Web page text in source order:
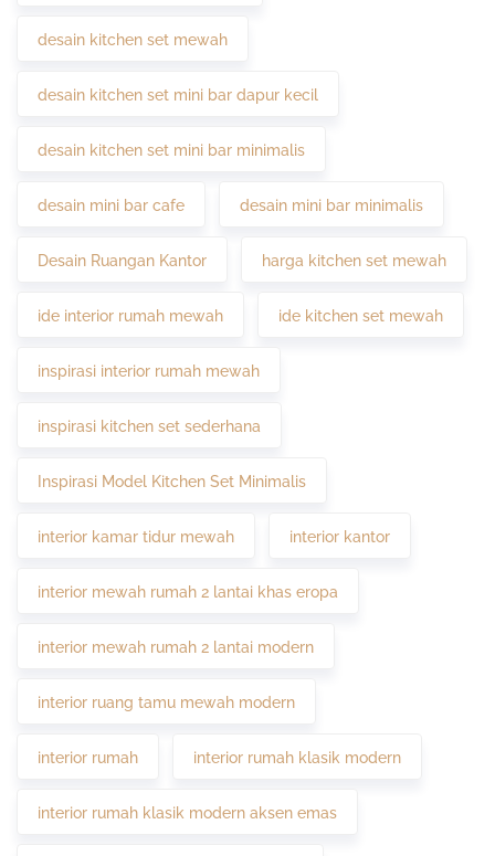
desain kitchen set mewah
desain kitchen set mini bar dapur kecil
desain kitchen set mini bar minimalis
desain mini bar cafe desain mini bar minimalis
Desain Ruangan Kantor harga kitchen set mewah
ide interior rumah mewah ide kitchen set mewah
inspirasi interior rumah mewah
inspirasi kitchen set sederhana
Inspirasi Model Kitchen Set Minimalis
interior kamar tidur mewah interior kantor
interior mewah rumah 2 lantai khas eropa
interior mewah rumah 2 lantai modern
interior ruang tamu mewah modern
interior rumah interior rumah klasik modern
interior rumah klasik modern aksen emas